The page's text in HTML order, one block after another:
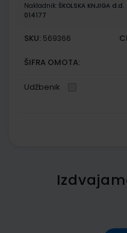
Nakladnik: ŠKOLSKA KNJIGA d.d.
014177
SKU: 569366
ŠIFRA OMOTA:
Udžbenik